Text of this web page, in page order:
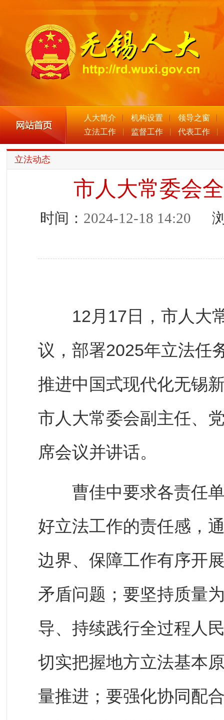
人大简介 机构设置
领导之窗
立法工作
监督工作 代表工作
立法动态
市人大常委会
时间： 2024-12-18 14:20 浏
12月17日，市人大常
议，部署2025年立法任
推进中国式现代化无锡
市人大常委会副主任、
席会议并讲话。
曹佳中要求各责任单
好立法工作的责任感，
边界、保障工作有序开
矛盾问题；要坚持质量
导、持续践行全过程人
切实把握地方立法基本
量推进；要强化协同配